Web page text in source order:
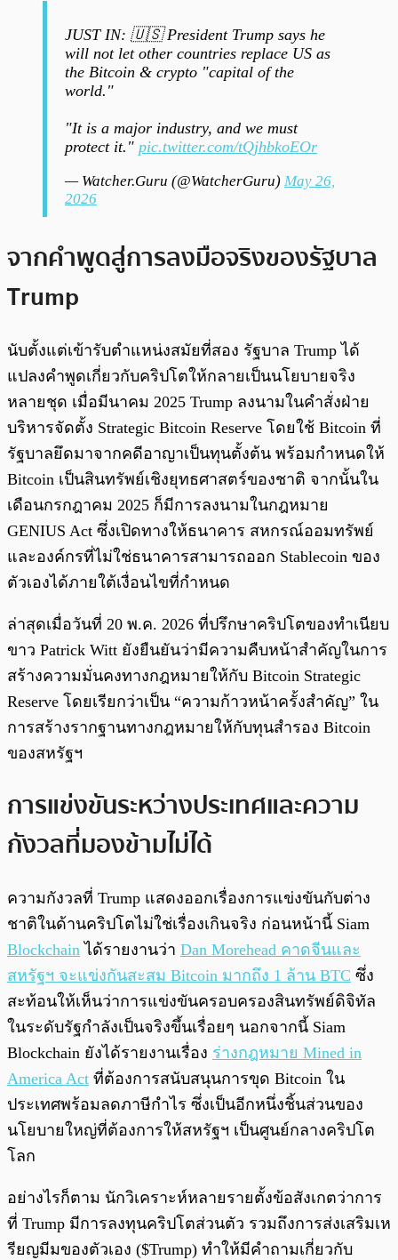
JUST IN: 🇺🇸 President Trump says he
will not let other countries replace US as
the Bitcoin & crypto "capital of the
world."
"It is a major industry, and we must
protect it." pic.twitter.com/tQjhbkoEOr
— Watcher.Guru (@WatcherGuru) May 26,
2026
จากคำพูดสู่การลงมือจริงของรัฐบาล
Trump
นับตั้งแต่เข้ารับตำแหน่งสมัยที่สอง รัฐบาล Trump ได้
แปลงคำพูดเกี่ยวกับคริปโตให้กลายเป็นนโยบายจริง
หลายชุด เมื่อมีนาคม 2025 Trump ลงนามในคำสั่งฝ่าย
บริหารจัดตั้ง Strategic Bitcoin Reserve โดยใช้ Bitcoin ที่
รัฐบาลยึดมาจากคดีอาญาเป็นทุนตั้งต้น พร้อมกำหนดให้
Bitcoin เป็นสินทรัพย์เชิงยุทธศาสตร์ของชาติ จากนั้นใน
เดือนกรกฎาคม 2025 ก็มีการลงนามในกฎหมาย
GENIUS Act ซึ่งเปิดทางให้ธนาคาร สหกรณ์ออมทรัพย์
และองค์กรที่ไม่ใช่ธนาคารสามารถออก Stablecoin ของ
ตัวเองได้ภายใต้เงื่อนไขที่กำหนด
ล่าสุดเมื่อวันที่ 20 พ.ค. 2026 ที่ปรึกษาคริปโตของทำเนียบ
ขาว Patrick Witt ยังยืนยันว่ามีความคืบหน้าสำคัญในการ
สร้างความมั่นคงทางกฎหมายให้กับ Bitcoin Strategic
Reserve โดยเรียกว่าเป็น “ความก้าวหน้าครั้งสำคัญ” ใน
การสร้างรากฐานทางกฎหมายให้กับทุนสำรอง Bitcoin
ของสหรัฐฯ
การแข่งขันระหว่างประเทศและความ
กังวลที่มองข้ามไม่ได้
ความกังวลที่ Trump แสดงออกเรื่องการแข่งขันกับต่าง
ชาติในด้านคริปโตไม่ใช่เรื่องเกินจริง ก่อนหน้านี้ Siam
Blockchain ได้รายงานว่า Dan Morehead คาดจีนและ
สหรัฐฯ จะแข่งกันสะสม Bitcoin มากถึง 1 ล้าน BTC ซึ่ง
สะท้อนให้เห็นว่าการแข่งขันครอบครองสินทรัพย์ดิจิทัล
ในระดับรัฐกำลังเป็นจริงขึ้นเรื่อยๆ นอกจากนี้ Siam
Blockchain ยังได้รายงานเรื่อง ร่างกฎหมาย Mined in
America Act ที่ต้องการสนับสนุนการขุด Bitcoin ใน
ประเทศพร้อมลดภาษีกำไร ซึ่งเป็นอีกหนึ่งชิ้นส่วนของ
นโยบายใหญ่ที่ต้องการให้สหรัฐฯ เป็นศูนย์กลางคริปโต
โลก
อย่างไรก็ตาม นักวิเคราะห์หลายรายตั้งข้อสังเกตว่าการ
ที่ Trump มีการลงทุนคริปโตส่วนตัว รวมถึงการส่งเสริมเห
รียญมีมของตัวเอง ($Trump) ทำให้มีคำถามเกี่ยวกับ